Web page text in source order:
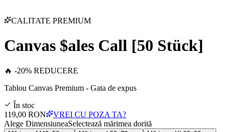
CALITATE PREMIUM
Canvas $ales Call [50 Stück]
🔥 -20% REDUCERE
Tablou Canvas Premium - Gata de expus
În stoc
119,00 RON
VREI CU POZA TA?
Alege DimensiuneaSelectează mărimea dorită